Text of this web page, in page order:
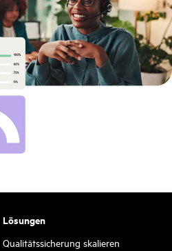
Lösungen
Qualitätssicherung skalieren